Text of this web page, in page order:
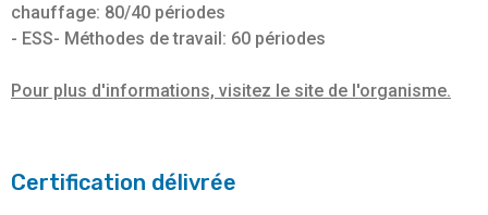
chauffage: 80/40 périodes
- ESS- Méthodes de travail: 60 périodes
Pour plus d'informations, visitez le site de l'organisme.
Certification délivrée